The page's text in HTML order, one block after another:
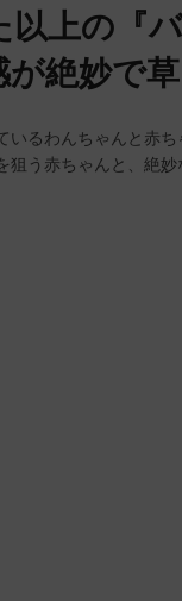
上の『
絶妙で草
いるわんちゃんと赤
う赤ちゃんと、絶